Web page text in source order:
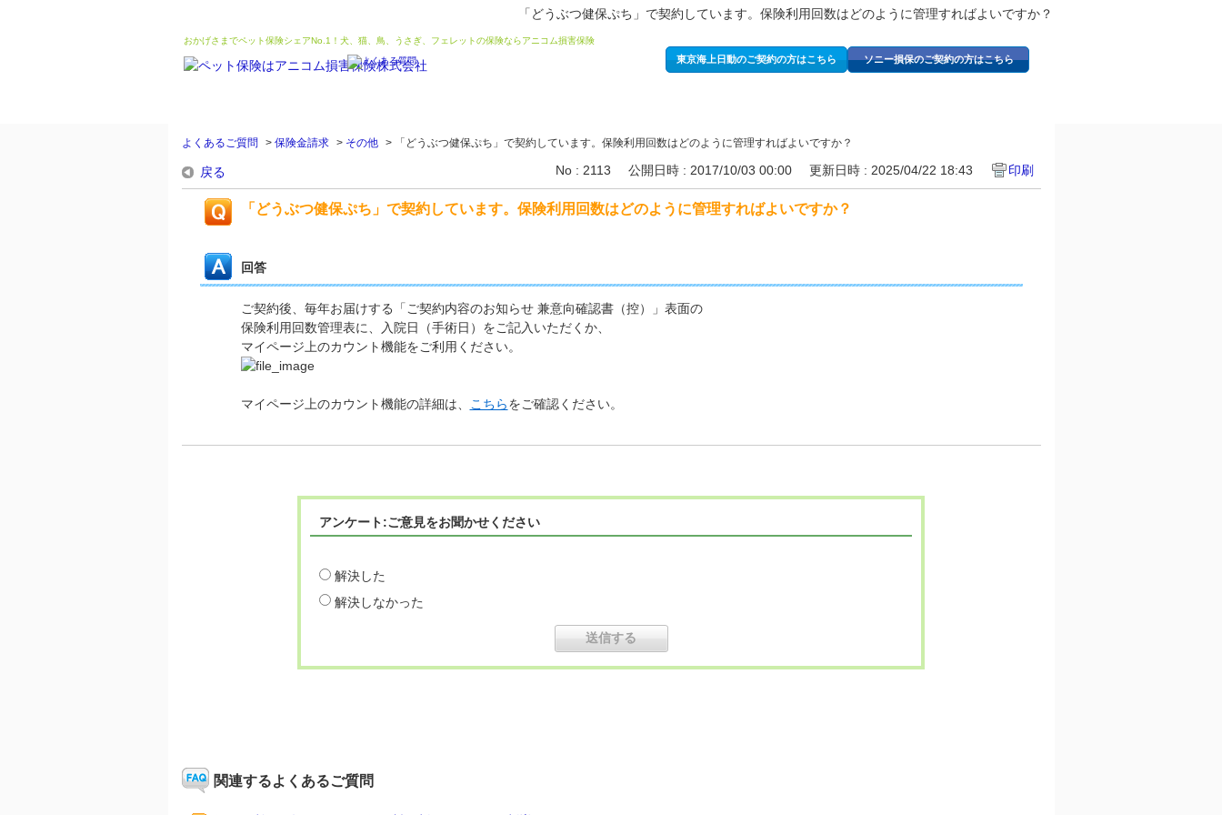
「どうぶつ健保ぷち」で契約しています。保険利用回数はどのように管理すればよいですか？
おかげさまでペット保険シェアNo.1！犬、猫、鳥、うさぎ、フェレットの保険ならアニコム損害保険
東京海上日動のご契約の方はこちら ソニー損保のご契約の方はこちら
よくあるご質問 > 保険金請求 > その他 > 「どうぶつ健保ぷち」で契約しています。保険利用回数はどのように管理すればよいですか？
戻る No : 2113 公開日時 : 2017/10/03 00:00 更新日時 : 2025/04/22 18:43 印刷
「どうぶつ健保ぷち」で契約しています。保険利用回数はどのように管理すればよいですか？
回答
ご契約後、毎年お届けする「ご契約内容のお知らせ 兼意向確認書（控）」表面の
保険利用回数管理表に、入院日（手術日）をご記入いただくか、
マイページ上のカウント機能をご利用ください。
マイページ上のカウント機能の詳細は、 こちらをご確認ください。
アンケート:ご意見をお聞かせください
解決した
解決しなかった
関連するよくあるご質問